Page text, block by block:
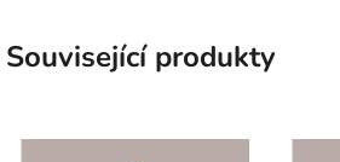
Související produkty